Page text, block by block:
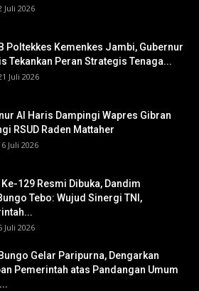
Juli 2026
Poltekkes Kemenkes Jambi, Gubernur
Tekankan Peran Strategis Tenaga...
Juli 2026
Al Haris Dampingi Wapres Gibran
RSUD Raden Mattaher
Juli 2026
Ke-129 Resmi Dibuka, Dandim
Tebo: Wujud Sinergi TNI,
Juli 2026
Bungo Gelar Paripurna, Dengarkan
Pemerintah atas Pandangan Umum